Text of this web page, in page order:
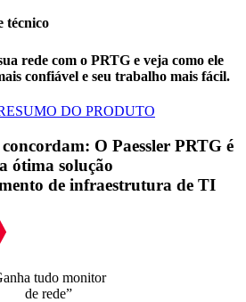
técnico
rede com o PRTG e veja como ele
confiável e seu trabalho mais fácil.
DO PRODUTO
O Paessler PRTG é
ótima solução
de infraestrutura de TI
tudo monitor
de rede”